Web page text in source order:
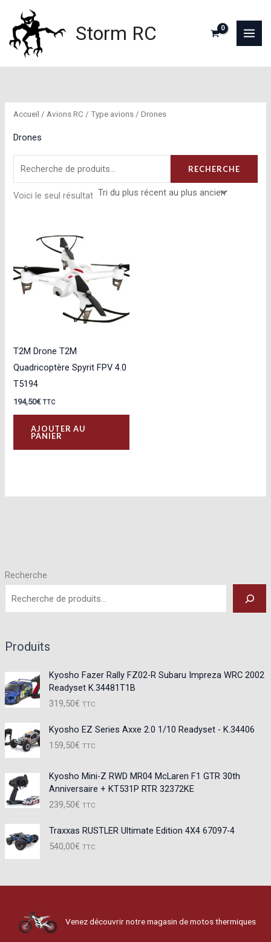
contenu
Storm RC
Recherche
Produits
Kyosho Fazer Rally FZ02-R Subaru Impreza WRC 2002
Readyset K.34481T1B
319,50€ TTC
Kyosho EZ Series Axxe 2.0 1/10 Readyset - K.34406
159,50€ TTC
Kyosho Mini-Z RWD MR04 McLaren F1 GTR 30th
Anniversaire + KT531P RTR 32372KE
239,50€ TTC
Traxxas RUSTLER Ultimate Edition 4X4 67097-4
540,00€ TTC
Accueil / Avions RC /Type avions / Drones
Drones
RECHERCHE
Voici le seul résultat
T2M Drone T2M
Quadricoptère Spyrit FPV 4.0
T5194
194,50€ TTC
AJOUTER AU
PANIER
Venez découvrir notre magasin de motos thermiques